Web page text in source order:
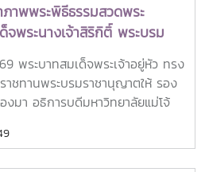
ภาพพระพิธีธรรมสวดพระ
พระนางเจ้าสิริกิติ์ พระบรม
นีพันปีหลวง พร้อมเข้ากราบ
ระเจ้าลูกเธอ เจ้าฟ้าพัชรกิติยา
มหลวงราชสาริณีสิริพัชร มหา
พระบาทสมเด็จพระเจ้าอยู่หัว ทรง
าชทานพระบรมราชานุญาตให้ รอง
งมา อธิการบดีมหาวิทยาลัยแม่โจ้
ป็นเจ้าภาพพระพิธีธรรมสวดพระ